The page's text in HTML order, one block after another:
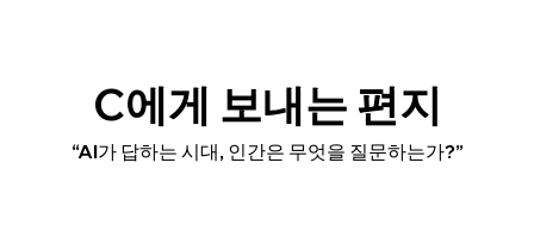
C에게 보내는 편지
“AI가 답하는 시대, 인간은 무엇을 질문하는가?”